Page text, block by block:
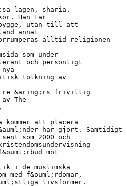
lagen, sharia.
Han tar
utan till att
annat
alltid religionen
som under
och personligt
tolkning av
tre &aring;rs frivillig
The
att placera
har gjort. Samtidigt
som 2000 och
mot
i de muslimska
med f&ouml;rdomar,
livsformer.